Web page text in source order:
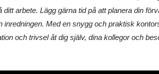
ditt arbete. Lägg gärna tid på att planera din
inredningen. Med en snygg och praktisk
och trivsel åt dig själv, dina kollegor och